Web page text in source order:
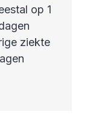
op 1
ziekte